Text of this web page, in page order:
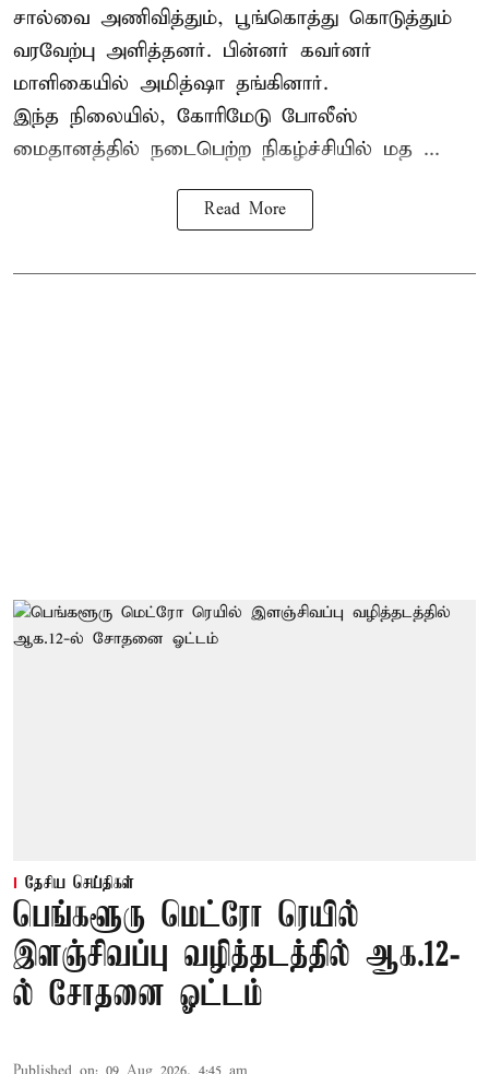
சால்வை அணிவித்தும், பூங்கொத்து கொடுத்தும்
வரவேற்பு அளித்தனர். பின்னர் கவர்னர்
மாளிகையில் அமித்ஷா தங்கினார்.
இந்த நிலையில், கோரிமேடு போலீஸ்
மைதானத்தில் நடைபெற்ற நிகழ்ச்சியில் மத ...
Read More
தேசிய செய்திகள்
பெங்களூரு மெட்ரோ ரெயில்
இளஞ்சிவப்பு வழித்தடத்தில் ஆக.12-
ல் சோதனை ஓட்டம்